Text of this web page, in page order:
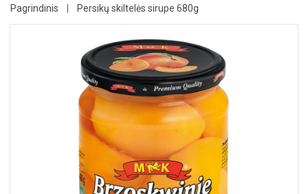
UŽKANDŽIAI
BAKALĖJA
KONSERVUOTA
MAISTAS
RINKINIAI
Pagrindinis Persikų skiltelės sirupe 680g